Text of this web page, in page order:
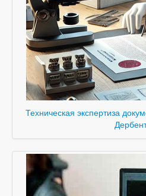
Техническая экспертиза